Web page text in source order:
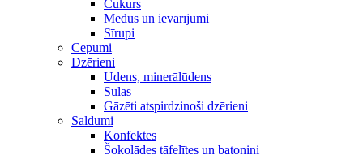
Cukurs
Medus un ievārījumi
Sīrupi
Cepumi
Dzērieni
Ūdens, minerālūdens
Sulas
Gāzēti atspirdzinoši dzērieni
Saldumi
Konfektes
Šokolādes tāfelītes un batoniņi